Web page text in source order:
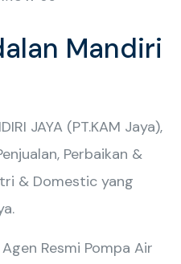
Mandiri
JAYA (PT.KAM Jaya),
Perbaikan &
& Domestic yang
Resmi Pompa Air